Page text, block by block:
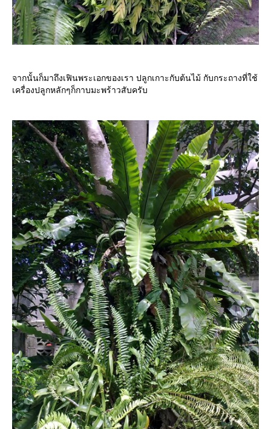
จากนั้นก็มาถึงเฟินพระเอกของเรา ปลูกเกาะกับต้นไม้ กับกระถางที่ใช้
เครื่องปลูกหลักๆก็กาบมะพร้าวสับครับ